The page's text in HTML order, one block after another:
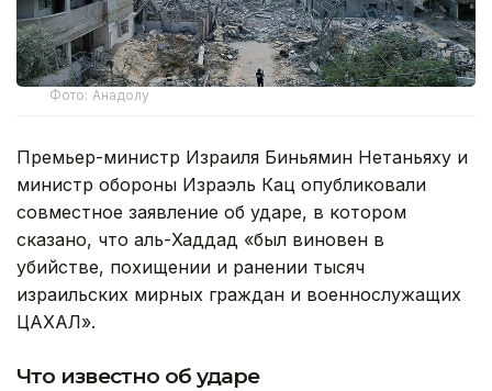
Фото: Анадолу
Премьер-министр Израиля Биньямин Нетаньяху и
министр обороны Израэль Кац опубликовали
совместное заявление об ударе, в котором
сказано, что аль-Хаддад «был виновен в
убийстве, похищении и ранении тысяч
израильских мирных граждан и военнослужащих
ЦАХАЛ».
Что известно об ударе